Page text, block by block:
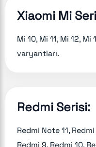
Xiaomi Mi
Mi 10, Mi 11, Mi 12,
varyantları.
Redmi Serisi:
Redmi Note 11,
Redmi 9, Redmi 10,